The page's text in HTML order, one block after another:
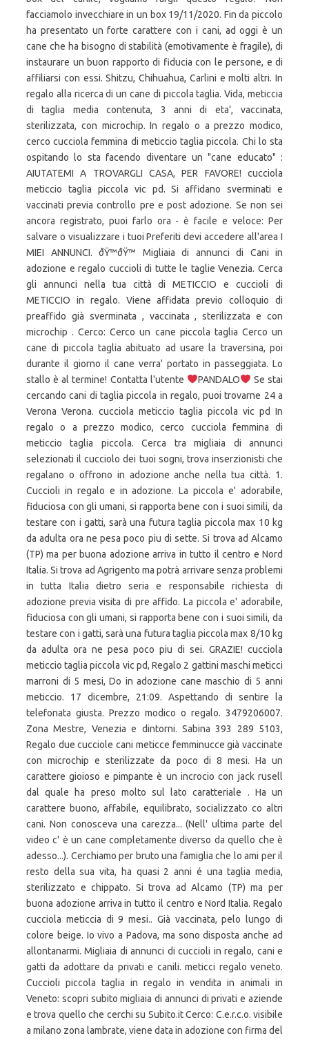
facciamolo invecchiare in un box 19/11/2020. Fin da piccolo
ha presentato un forte carattere con i cani, ad oggi è un
cane che ha bisogno di stabilità (emotivamente è fragile), di
instaurare un buon rapporto di fiducia con le persone, e di
affiliarsi con essi. Shitzu, Chihuahua, Carlini e molti altri. In
regalo alla ricerca di un cane di piccola taglia. Vida, meticcia
di taglia media contenuta, 3 anni di eta', vaccinata,
sterilizzata, con microchip. In regalo o a prezzo modico,
cerco cucciola femmina di meticcio taglia piccola. Chi lo sta
ospitando lo sta facendo diventare un "cane educato" :
AIUTATEMI A TROVARGLI CASA, PER FAVORE! cucciola
meticcio taglia piccola vic pd. Si affidano sverminati e
vaccinati previa controllo pre e post adozione. Se non sei
ancora registrato, puoi farlo ora - è facile e veloce: Per
salvare o visualizzare i tuoi Preferiti devi accedere all'area I
MIEI ANNUNCI. ðŸ™ðŸ™ Migliaia di annunci di Cani in
adozione e regalo cuccioli di tutte le taglie Venezia. Cerca
gli annunci nella tua città di METICCIO e cuccioli di
METICCIO in regalo. Viene affidata previo colloquio di
preaffido già sverminata , vaccinata , sterilizzata e con
microchip . Cerco: Cerco un cane piccola taglia Cerco un
cane di piccola taglia abituato ad usare la traversina, poi
durante il giorno il cane verra' portato in passeggiata. Lo
stallo è al termine! Contatta l'utente
PANDALO
Se stai
cercando cani di taglia piccola in regalo, puoi trovarne 24 a
Verona Verona. cucciola meticcio taglia piccola vic pd In
regalo o a prezzo modico, cerco cucciola femmina di
meticcio taglia piccola. Cerca tra migliaia di annunci
selezionati il cucciolo dei tuoi sogni, trova inserzionisti che
regalano o offrono in adozione anche nella tua città. 1.
Cuccioli in regalo e in adozione. La piccola e' adorabile,
fiduciosa con gli umani, si rapporta bene con i suoi simili, da
testare con i gatti, sarà una futura taglia piccola max 10 kg
da adulta ora ne pesa poco piu di sette. Si trova ad Alcamo
(TP) ma per buona adozione arriva in tutto il centro e Nord
Italia. Si trova ad Agrigento ma potrà arrivare senza problemi
in tutta Italia dietro seria e responsabile richiesta di
adozione previa visita di pre affido. La piccola e' adorabile,
fiduciosa con gli umani, si rapporta bene con i suoi simili, da
testare con i gatti, sarà una futura taglia piccola max 8/10 kg
da adulta ora ne pesa poco piu di sei. GRAZIE! cucciola
meticcio taglia piccola vic pd, Regalo 2 gattini maschi meticci
marroni di 5 mesi, Do in adozione cane maschio di 5 anni
meticcio. 17 dicembre, 21:09. Aspettando di sentire la
telefonata giusta. Prezzo modico o regalo. 3479206007.
Zona Mestre, Venezia e dintorni. Sabina 393 289 5103,
Regalo due cucciole cani meticce femminucce già vaccinate
con microchip e sterilizzate da poco di 8 mesi. Ha un
carattere gioioso e pimpante è un incrocio con jack rusell
dal quale ha preso molto sul lato caratteriale . Ha un
carattere buono, affabile, equilibrato, socializzato co altri
cani. Non conosceva una carezza... (Nell' ultima parte del
video c' è un cane completamente diverso da quello che è
adesso...). Cerchiamo per bruto una famiglia che lo ami per il
resto della sua vita, ha quasi 2 anni é una taglia media,
sterilizzato e chippato. Si trova ad Alcamo (TP) ma per
buona adozione arriva in tutto il centro e Nord Italia. Regalo
cucciola meticcia di 9 mesi.. Già vaccinata, pelo lungo di
colore beige. Io vivo a Padova, ma sono disposta anche ad
allontanarmi. Migliaia di annunci di cuccioli in regalo, cani e
gatti da adottare da privati e canili. meticci regalo veneto.
Cuccioli piccola taglia in regalo in vendita in animali in
Veneto: scopri subito migliaia di annunci di privati e aziende
e trova quello che cerchi su Subito.it Cerco: C.e.r.c.o. visibile
a milano zona lambrate, viene data in adozione con firma del